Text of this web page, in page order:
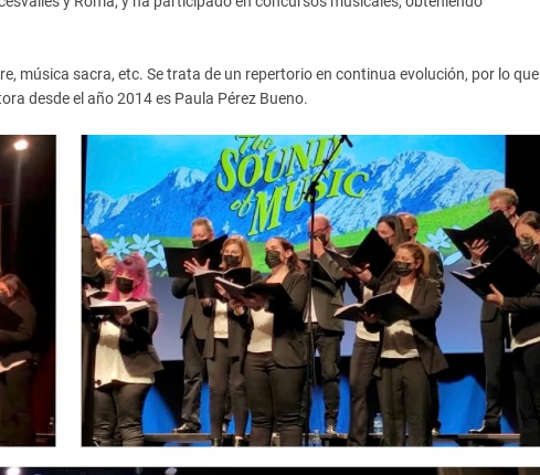
música sacra, etc. Se trata de un repertorio en continua evolución, por lo que
desde el año 2014 es Paula Pérez Bueno.